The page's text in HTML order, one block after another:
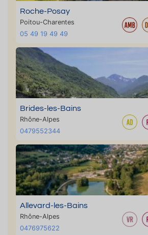
Roche-Posay
Poitou-Charentes
05 49 19 49 49
Brides-les-Bains
Rhône-Alpes
0479552344
Allevard-les-Bains
Rhône-Alpes
0476975622